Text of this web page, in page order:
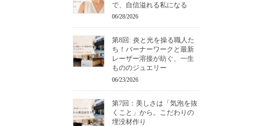
で、自信溢れる私になる
06/28/2026
第8回: 炎と光を操る職人た
ち！バーナーワークと最新
レーザー溶接が紡ぐ、一生
もののジュエリー
06/23/2026
第7回：美しさは「気泡を抜
くこと」から。こだわりの
埋没材作り